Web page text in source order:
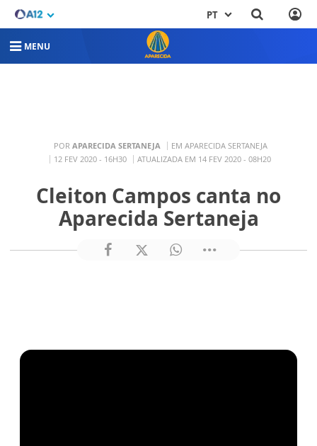
PT
MENU
POR APARECIDA SERTANEJA
EM APARECIDA SERTANEJA
12 FEV 2020 - 16H30
ATUALIZADA EM 14 FEV 2020 - 08H20
Cleiton Campos canta no
Aparecida Sertaneja